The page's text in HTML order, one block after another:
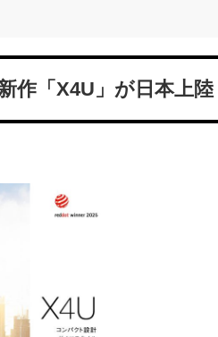
作「X4U」が日本上陸